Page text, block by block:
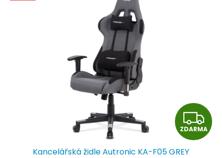
Z
D
ZDARMA
Kancelářská židle Autronic KA-F05 GREY